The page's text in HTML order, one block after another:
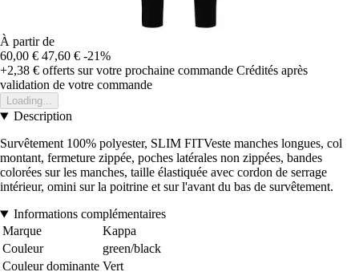
À partir de
60,00 € 47,60 € -21%
+2,38 € offerts sur votre prochaine commande Crédités après
validation de votre commande
Loading...
Description
Survêtement 100% polyester, SLIM FITVeste manches longues, col
montant, fermeture zippée, poches latérales non zippées, bandes
colorées sur les manches, taille élastiquée avec cordon de serrage
intérieur, omini sur la poitrine et sur l'avant du bas de survêtement.
Informations complémentaires
Marque
Kappa
Couleur
green/black
Couleur dominante Vert